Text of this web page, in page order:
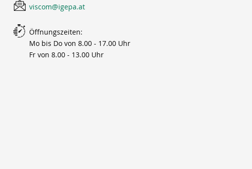
viscom@igepa.at
Öffnungszeiten:
Mo bis Do von 8.00 - 17.00 Uhr
Fr von 8.00 - 13.00 Uhr